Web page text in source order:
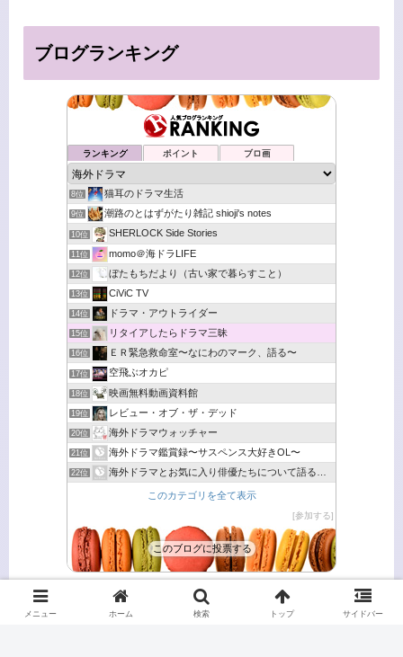
ブログランキング
ランキング ポイント ブロ画
8位 猫耳のドラマ生活
9位 潮路のとはずがたり雑記 shioji's notes
10位 SHERLOCK Side Stories
11位 momo＠海ドラLIFE
12位 ぼたもちだより（古い家で暮らすこと）
13位 CiViC TV
14位 ドラマ・アウトライダー
15位 リタイアしたらドラマ三昧
16位 ＥＲ緊急救命室〜なにわのマーク、語る〜
17位 空飛ぶオカピ
18位 映画無料動画資料館
19位 レビュー・オブ・ザ・デッド
20位 海外ドラマウォッチャー
21位 海外ドラマ鑑賞録〜サスペンス大好きOL〜
22位 海外ドラマとお気に入り俳優たちについて語るブログ
このカテゴリを全て表示
参加する
このブログに投票する
メニュー ホーム 検索 トップ サイドバー